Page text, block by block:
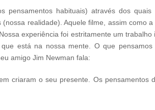
pensamentos habituais) através dos
(nossa realidade). Aquele filme, assim como
experiência foi estritamente um trabalho
está na nossa mente. O que pensamos
amigo Jim Newman fala:
criaram o seu presente. Os pensamentos